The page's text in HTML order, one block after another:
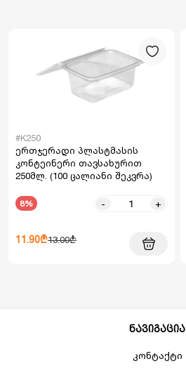
#K250
ერთჯერადი პლასტმასის
კონტეინერი თავსახურით
250მლ. (100 ცალიანი შეკვრა)
8% - +
11.90₾13.00₾
ნავიგაცია
კონტაქტი